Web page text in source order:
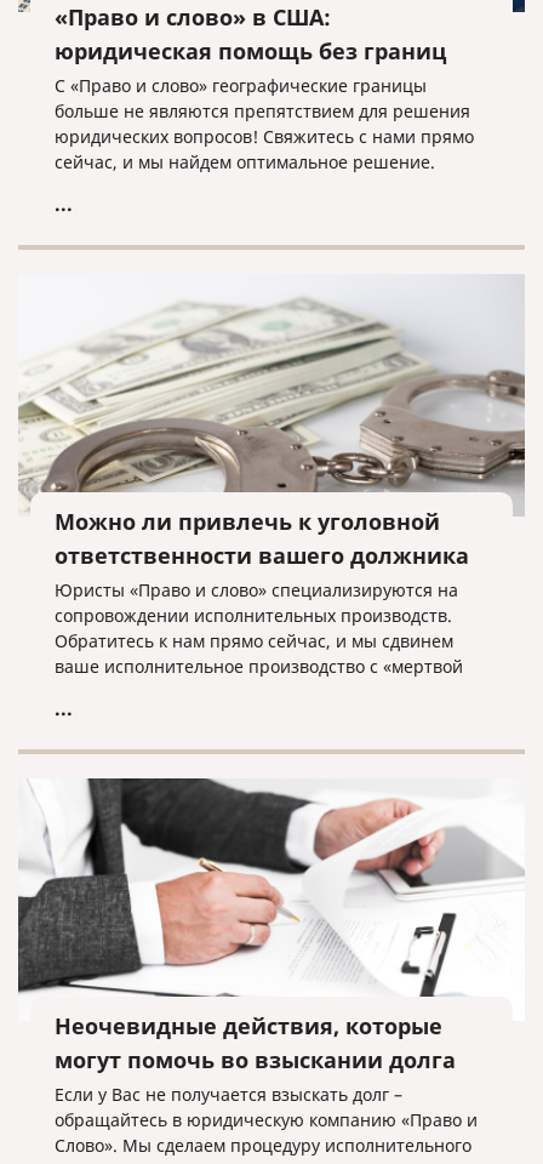
«Право и слово» в США:
юридическая помощь без границ
С «Право и слово» географические границы
больше не являются препятствием для решения
юридических вопросов! Свяжитесь с нами прямо
сейчас, и мы найдем оптимальное решение.
...
Можно ли привлечь к уголовной
ответственности вашего должника
Юристы «Право и слово» специализируются на
сопровождении исполнительных производств.
Обратитесь к нам прямо сейчас, и мы сдвинем
ваше исполнительное производство с «мертвой
...
Неочевидные действия, которые
могут помочь во взыскании долга
Если у Вас не получается взыскать долг –
обращайтесь в юридическую компанию «Право и
Слово». Мы сделаем процедуру исполнительного